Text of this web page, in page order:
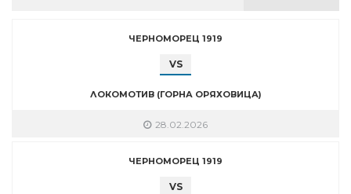
ЧЕРНОМОРЕЦ 1919
VS
ЛОКОМОТИВ (ГОРНА ОРЯХОВИЦА)
28.02.2026
ЧЕРНОМОРЕЦ 1919
VS